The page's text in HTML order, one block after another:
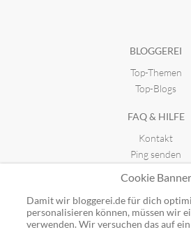
Gaming-Mag | News
BLOGGEREI
Top-Themen
Top-Blogs
FAQ & HILFE
Kontakt
Ping senden
GUTSCHEINE
Top-Gutscheine
Cookie Banner
Damit wir bloggerei.de für dich
personalisieren können, müssen wir
verwenden. Wir versuchen das auf